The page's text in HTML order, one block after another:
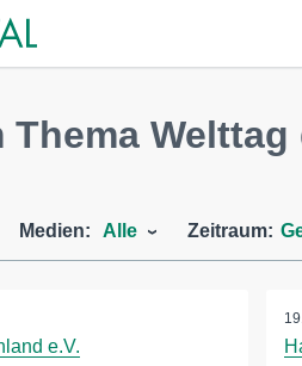
Thema
Medien: Alle Zeitraum:
e.V.